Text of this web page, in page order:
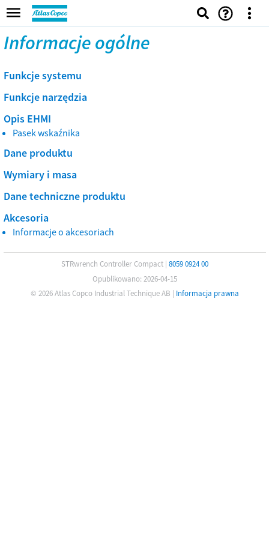
Informacje ogólne
Funkcje systemu
Funkcje narzędzia
Opis EHMI
Pasek wskaźnika
Dane produktu
Wymiary i masa
Dane techniczne produktu
Akcesoria
Informacje o akcesoriach
STRwrench Controller Compact | 8059 0924 00
Opublikowano: 2026-04-15
© 2026 Atlas Copco Industrial Technique AB | Informacja prawna